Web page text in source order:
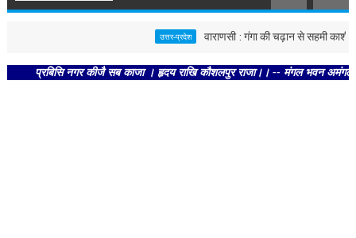
उत्तर-प्रदेश वाराणसी : गंगा की चढ़ान से सहमी काशी :
प्रबिसि नगर कीजै सब काजा । हृदय राखि कौशलपुर राजा।। -- मंगल भवन अमंगल